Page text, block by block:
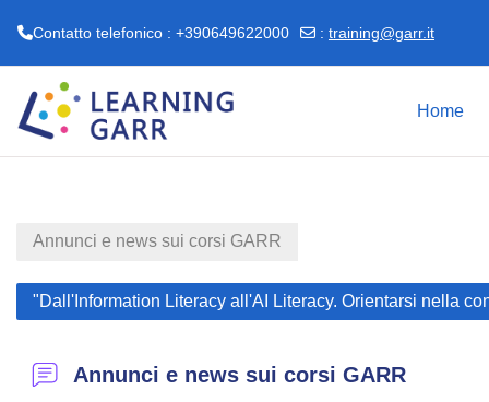
Contatto telefonico : +390649622000 : training@garr.it
Home
Annunci e news sui corsi GARR
"Dall'Information Literacy all'AI Literacy. Orientarsi nella
Annunci e news sui corsi GARR